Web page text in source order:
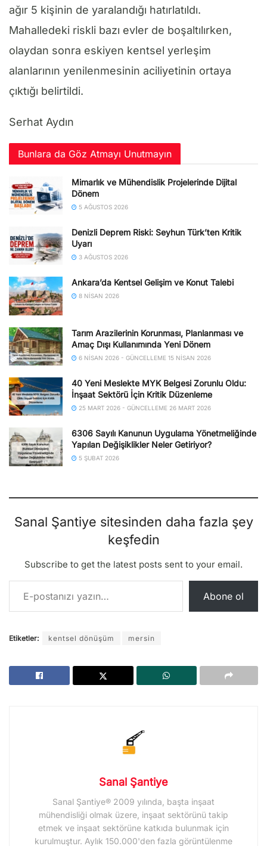
ağır 5 kişinin de yaralandığı hatırlatıldı.
Mahalledeki riskli bazı evler de boşaltılırken,
olaydan sonra eskiyen kentsel yerleşim
alanlarının yenilenmesinin aciliyetinin ortaya
çıktığı belirtildi.
Serhat Aydın
Bunlara da Göz Atmayı Unutmayın
Mimarlık ve Mühendislik Projelerinde Dijital
Dönem
5 AĞUSTOS 2026
Denizli Deprem Riski: Seyhun Türk’ten Kritik
Uyarı
3 AĞUSTOS 2026
Ankara’da Kentsel Gelişim ve Konut Talebi
8 NISAN 2026
Tarım Arazilerinin Korunması, Planlanması ve
Amaç Dışı Kullanımında Yeni Dönem
6 NISAN 2026 - GÜNCELLEME 15 NISAN 2026
40 Yeni Meslekte MYK Belgesi Zorunlu Oldu:
İnşaat Sektörü İçin Kritik Düzenleme
25 MART 2026 - GÜNCELLEME 26 MART 2026
6306 Sayılı Kanunun Uygulama Yönetmeliğinde
Yapılan Değişiklikler Neler Getiriyor?
5 ŞUBAT 2026
Sanal Şantiye sitesinden daha fazla şey
keşfedin
Subscribe to get the latest posts sent to your email.
E-postanızı yazın…
Abone ol
Etiketler: kentsel dönüşüm mersin
Sanal Şantiye
Sanal Şantiye® 2009 yılında, başta inşaat
mühendisliği olmak üzere, inşaat sektörünü takip
etmek ve inşaat sektörüne katkıda bulunmak için
kurulmuştur. Aylık 150.000'den fazla görüntülenme